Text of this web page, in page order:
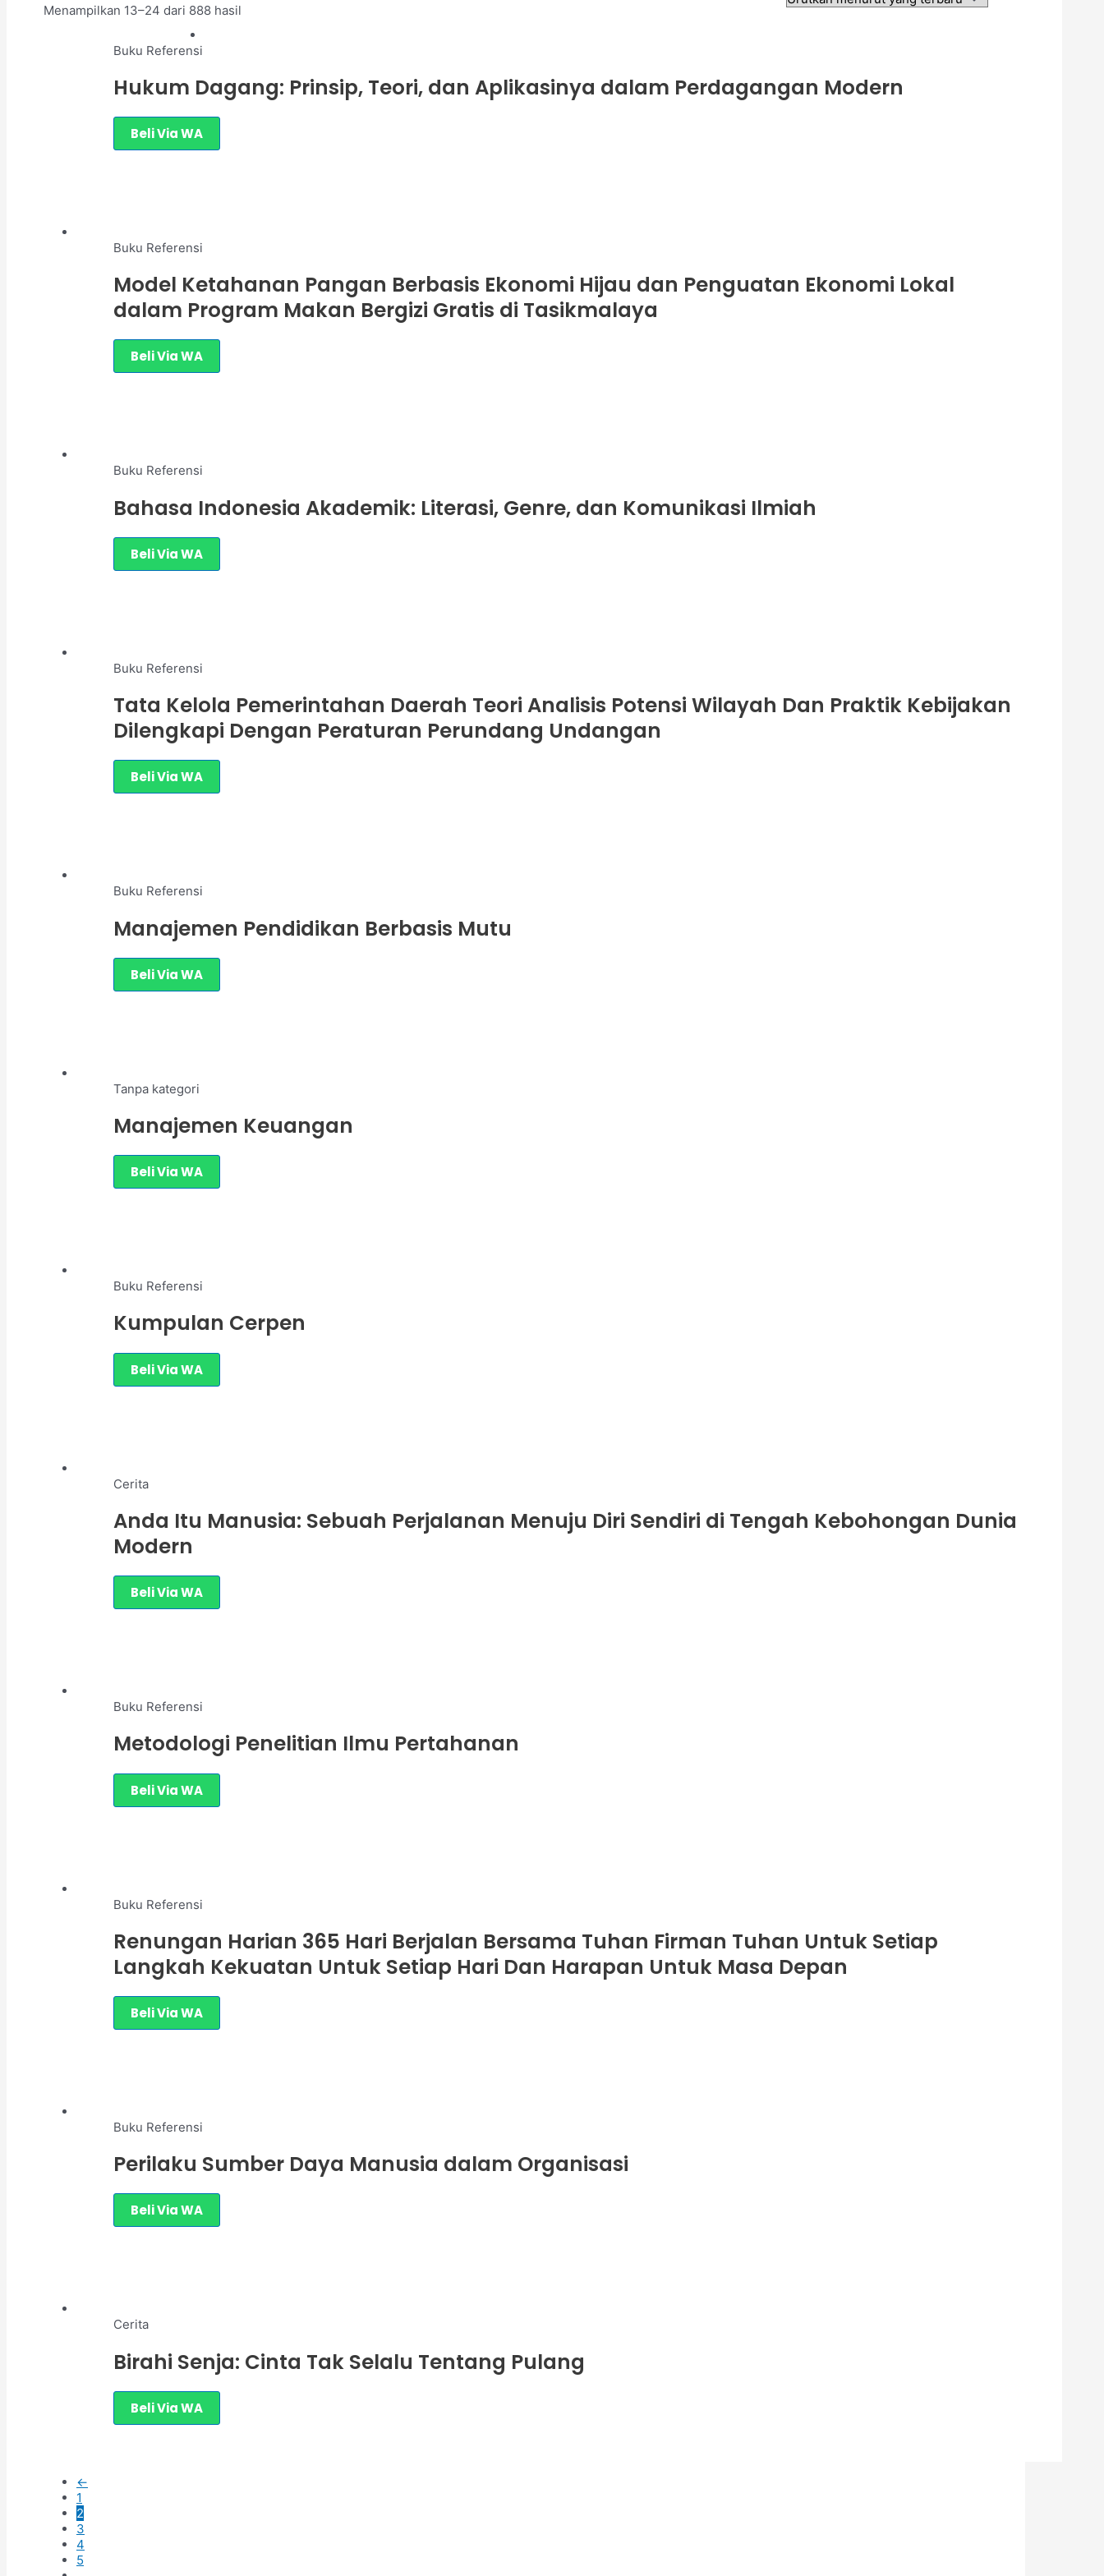
Menampilkan 13–24 dari 888 hasil
Buku Referensi
Hukum Dagang: Prinsip, Teori, dan Aplikasinya dalam Perdagangan Modern
Beli Via WA
Buku Referensi
Model Ketahanan Pangan Berbasis Ekonomi Hijau dan Penguatan Ekonomi Lokal
dalam Program Makan Bergizi Gratis di Tasikmalaya
Beli Via WA
Buku Referensi
Bahasa Indonesia Akademik: Literasi, Genre, dan Komunikasi Ilmiah
Beli Via WA
Buku Referensi
Tata Kelola Pemerintahan Daerah Teori Analisis Potensi Wilayah Dan Praktik Kebijakan
Dilengkapi Dengan Peraturan Perundang Undangan
Beli Via WA
Buku Referensi
Manajemen Pendidikan Berbasis Mutu
Beli Via WA
Tanpa kategori
Manajemen Keuangan
Beli Via WA
Buku Referensi
Kumpulan Cerpen
Beli Via WA
Cerita
Anda Itu Manusia: Sebuah Perjalanan Menuju Diri Sendiri di Tengah Kebohongan Dunia
Modern
Beli Via WA
Buku Referensi
Metodologi Penelitian Ilmu Pertahanan
Beli Via WA
Buku Referensi
Renungan Harian 365 Hari Berjalan Bersama Tuhan Firman Tuhan Untuk Setiap
Langkah Kekuatan Untuk Setiap Hari Dan Harapan Untuk Masa Depan
Beli Via WA
Buku Referensi
Perilaku Sumber Daya Manusia dalam Organisasi
Beli Via WA
Cerita
Birahi Senja: Cinta Tak Selalu Tentang Pulang
Beli Via WA
←
1
2
3
4
5